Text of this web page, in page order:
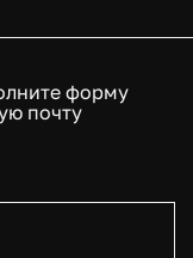
форму
почту